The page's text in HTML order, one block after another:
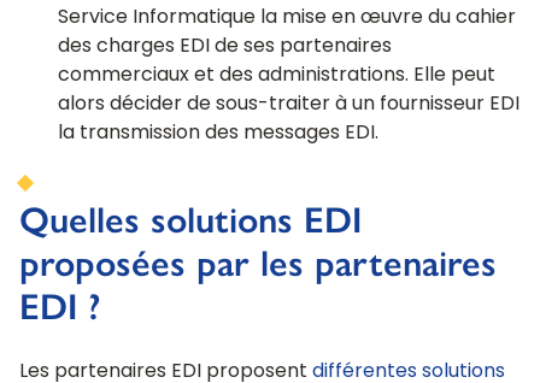
Service Informatique la mise en œuvre du cahier
des charges EDI de ses partenaires
commerciaux et des administrations. Elle peut
alors décider de sous-traiter à un fournisseur EDI
la transmission des messages EDI.
Quelles solutions EDI
proposées par les partenaires
EDI ?
Les partenaires EDI proposent différentes solutions